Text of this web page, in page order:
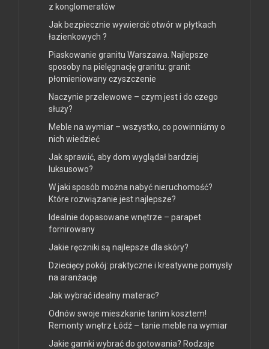
z konglomeratów
Jak bezpiecznie wywiercić otwór w płytkach
łazienkowych ?
Piaskowanie granitu Warszawa. Najlepsze
sposoby na pielęgnację granitu: granit
płomieniowany czyszczenie
Naczynie przelewowe – czym jest i do czego
służy?
Meble na wymiar – wszystko, co powinniśmy o
nich wiedzieć
Jak sprawić, aby dom wyglądał bardziej
luksusowo?
W jaki sposób można nabyć nieruchomość?
Które rozwiązanie jest najlepsze?
Idealnie dopasowane wnętrze – parapet
fornirowany
Jakie ręczniki są najlepsze dla skóry?
Dziecięcy pokój: praktyczne i kreatywne pomysły
na aranżację
Jak wybrać idealny materac?
Odnów swoje mieszkanie tanim kosztem!
Remonty wnętrz Łódź – tanie meble na wymiar
Jakie garnki wybrać do gotowania? Rodzaje